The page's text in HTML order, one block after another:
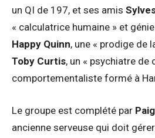
un QI de 197, et ses amis
« calculatrice humaine » et
Happy Quinn, une « prodige de
Toby Curtis, un « psychiatre de
comportementaliste formé à
Le groupe est complété par
ancienne serveuse qui doit